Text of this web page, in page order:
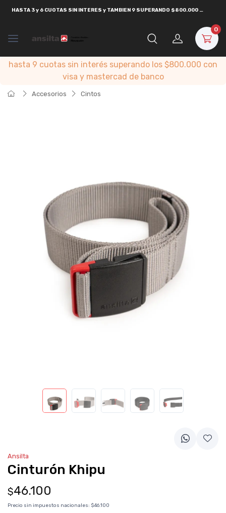
HASTA 3 y 6 CUOTAS SIN INTERES y TAMBIEN 9 SUPERANDO $800.000 CON
0
hasta 9 cuotas sin interés superando los $800.000 con
visa y mastercad de banco
Accesorios Cintos
Ansilta
Cinturón Khipu
$46.100
Precio sin impuestos nacionales: $46.100